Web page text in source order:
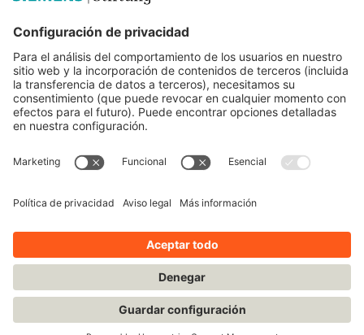
Educación STEM
Mediaportal
© Siemens Stiftung 2025
Condiciones de uso